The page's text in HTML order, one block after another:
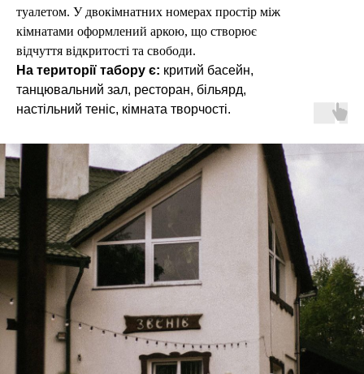
туалетом. У двокімнатних номерах простір між
кімнатами оформлений аркою, що створює
відчуття відкритості та свободи.
На території табору є: критий басейн,
танцювальний зал, ресторан, більярд,
настільний теніс, кімната творчості.